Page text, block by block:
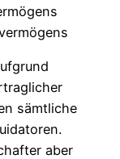
sämtliche
aber